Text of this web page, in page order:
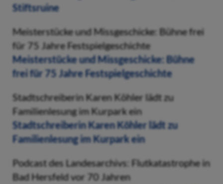
Stiftsruine
Meisterstücke und Missgeschicke: Bühne frei
für 75 Jahre Festspielgeschichte
Meisterstücke und Missgeschicke: Bühne
frei für 75 Jahre Festspielgeschichte
Stadtschreiberin Karen Köhler lädt zu
Familienlesung im Kurpark ein
Stadtschreiberin Karen Köhler lädt zu
Familienlesung im Kurpark ein
Podcast des Landesarchivs: Flutkatastrophe in
Bad Hersfeld vor 70 Jahren